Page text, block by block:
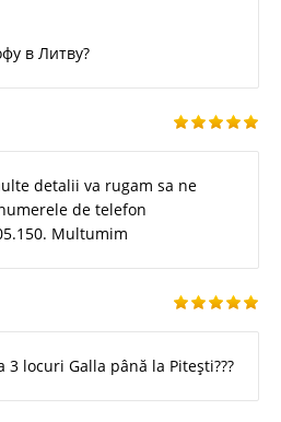
в Литву?
detalii va rugam sa ne
de telefon
Multumim
locuri Galla până la Pitești???